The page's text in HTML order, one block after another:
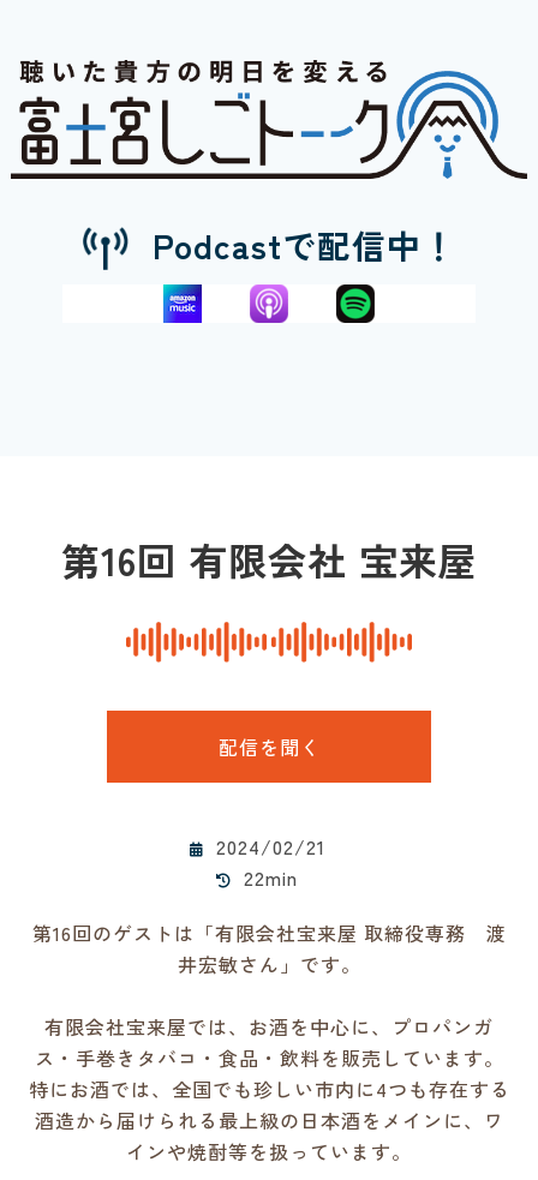
Podcastで配信中！
第16回 有限会社 宝来屋
配信を聞く
2024/02/21
22min
第16回のゲストは「有限会社宝来屋 取締役専務 渡
井宏敏さん」です。
有限会社宝来屋では、お酒を中心に、プロパンガ
ス・手巻きタバコ・食品・飲料を販売しています。
特にお酒では、全国でも珍しい市内に4つも存在する
酒造から届けられる最上級の日本酒をメインに、ワ
インや焼酎等を扱っています。